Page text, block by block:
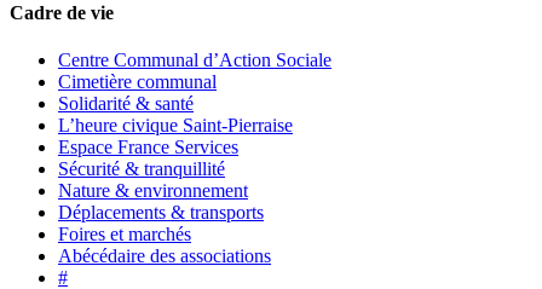
Cadre de vie
Centre Communal d’Action Sociale
Cimetière communal
Solidarité & santé
L’heure civique Saint-Pierraise
Espace France Services
Sécurité & tranquillité
Nature & environnement
Déplacements & transports
Foires et marchés
Abécédaire des associations
#